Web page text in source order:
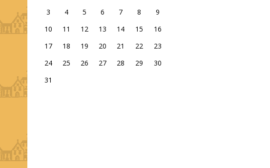
3
4 5 6 7 8
9
10
11 12 13 14 15
16
17
18 19 20 21 22
23
24
25 26 27 28 29
30
31